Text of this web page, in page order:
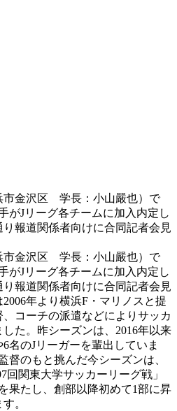
市金沢区 学長：小山嚴也）で
がJリーグ各チームに加入内定し
報道関係者向けに合同記者会見
市金沢区 学長：小山嚴也）で
がJリーグ各チームに加入内定し
報道関係者向けに合同記者会見
年より横浜F・マリノスと提
コーチの派遣などによりサッカ
た。昨シーズンは、2016年以来
名のJリーガーを輩出していま
督のもと挑んだ今シーズンは、
回関東大学サッカーリーグ戦」
果たし、創部以降初めて1部に昇
。